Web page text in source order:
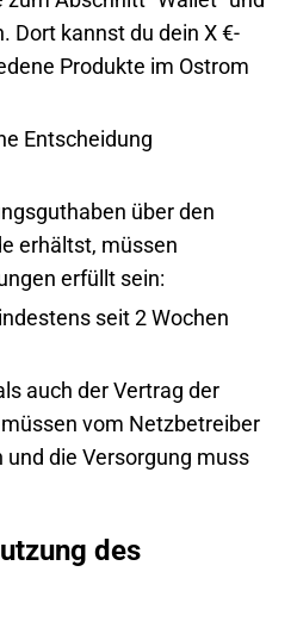
Dort kannst du dein X €-
Produkte im Ostrom
Entscheidung
über den
erhältst, müssen
erfüllt sein:
seit 2 Wochen
auch der Vertrag der
vom Netzbetreiber
die Versorgung muss
des